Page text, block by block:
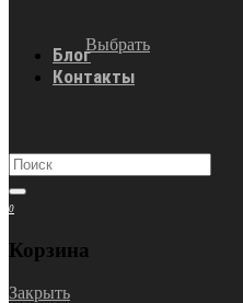
Выбрать
Блог
Контакты
0
Корзина
Закрыть